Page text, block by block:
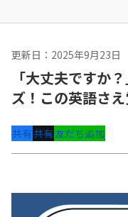
更新日：2025年9月23日
「大丈夫ですか
ズ！この英語さ
共有共有友だち追加